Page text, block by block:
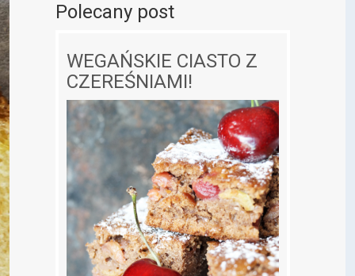
Polecany post
WEGAŃSKIE CIASTO Z
CZEREŚNIAMI!